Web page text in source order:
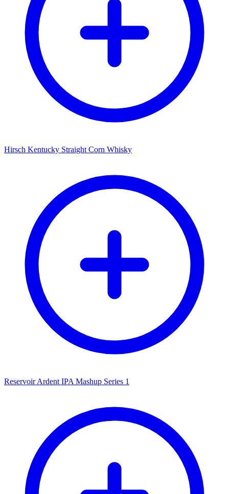
Hirsch Kentucky Straight Corn Whisky
Reservoir Ardent IPA Mashup Series 1